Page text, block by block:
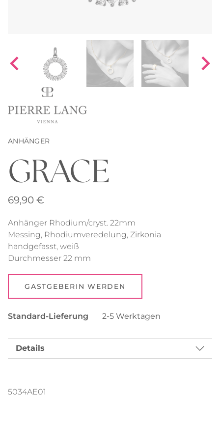
ANHÄNGER
GRACE
69,90 €
Anhänger Rhodium/cryst. 22mm
Messing, Rhodiumveredelung, Zirkonia
handgefasst, weiß
Durchmesser 22 mm
GASTGEBERIN WERDEN
Standard-Lieferung 2-5 Werktagen
Details
5034AE01